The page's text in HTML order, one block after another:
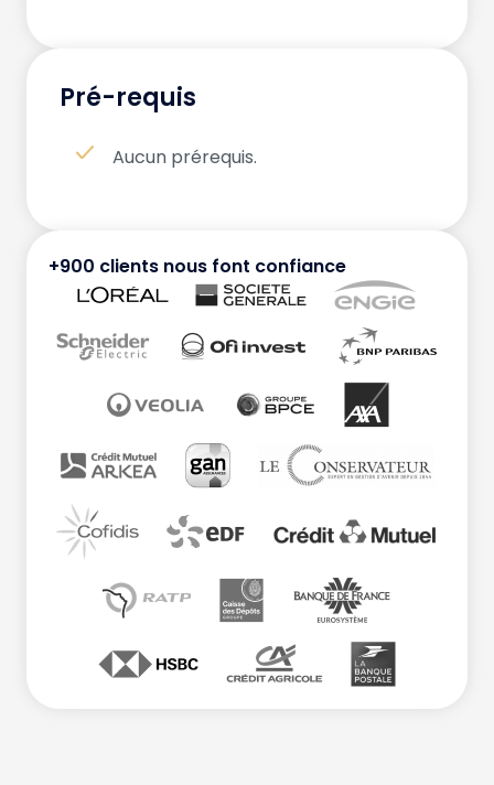
Pré-requis
Aucun prérequis.
+900 clients nous font confiance